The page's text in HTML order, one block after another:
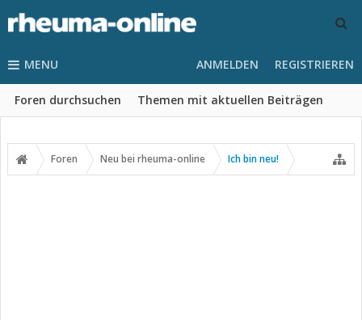
MENU
Foren durchsuchen Themen mit aktuellen Beiträgen
ANMELDEN REGISTRIEREN
Foren Neu bei rheuma-online Ich bin neu!